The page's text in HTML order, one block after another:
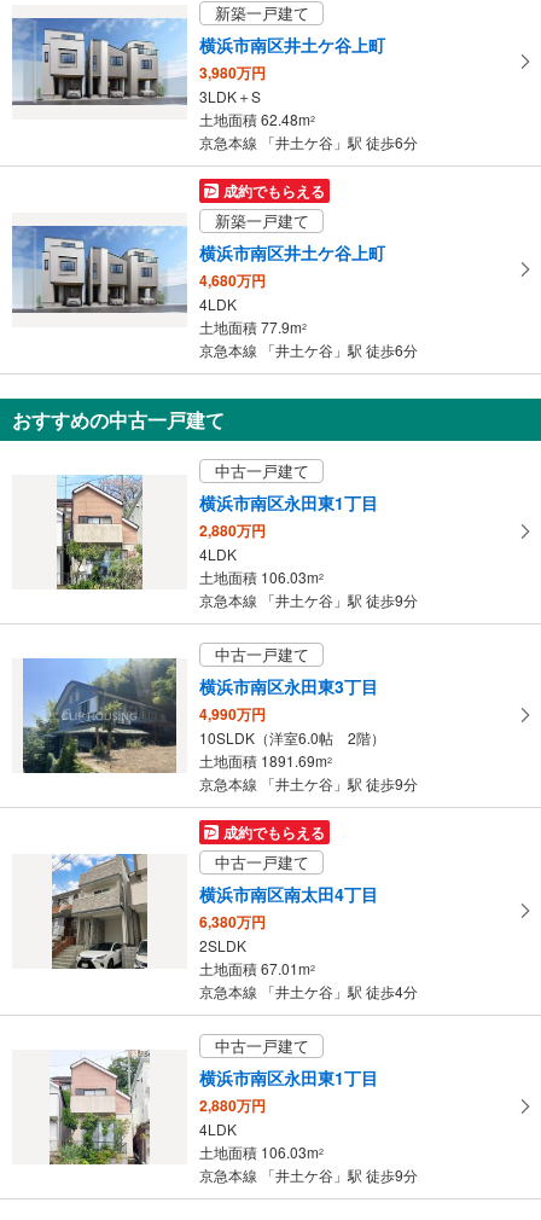
取
る
条
ペ
ー
に
存
す
る
新築一戸建て
横浜市南区井土ケ谷上町
3,980万円
3LDK＋S
土地面積 62.48m2
京急本線 「井土ケ谷」駅 徒歩6分
成約でもらえる
新築一戸建て
横浜市南区井土ケ谷上町
4,680万円
4LDK
土地面積 77.9m2
京急本線 「井土ケ谷」駅 徒歩6分
おすすめの中古一戸建て
中古一戸建て
横浜市南区永田東1丁目
2,880万円
4LDK
土地面積 106.03m2
京急本線 「井土ケ谷」駅 徒歩9分
中古一戸建て
横浜市南区永田東3丁目
4,990万円
10SLDK（洋室6.0帖 2階）
土地面積 1891.69m2
京急本線 「井土ケ谷」駅 徒歩9分
成約でもらえる
中古一戸建て
横浜市南区南太田4丁目
6,380万円
2SLDK
土地面積 67.01m2
京急本線 「井土ケ谷」駅 徒歩4分
中古一戸建て
横浜市南区永田東1丁目
2,880万円
4LDK
土地面積 106.03m2
京急本線 「井土ケ谷」駅 徒歩9分